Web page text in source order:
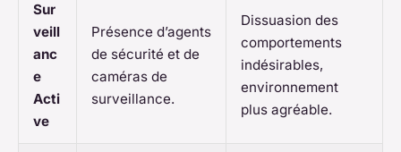
Sur
veill
anc
e
Acti
ve
Présence d’agents
de sécurité et de
caméras de
surveillance.
Dissuasion des
comportements
indésirables,
environnement
plus agréable.